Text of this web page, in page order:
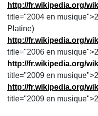
http://fr.wikipedia.org/
title="2004 en
Platine)
http://fr.wikipedia.org/
title="2006 en
http://fr.wikipedia.org/
title="2009 en
http://fr.wikipedia.org/
title="2009 en